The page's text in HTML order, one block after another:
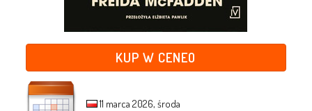
KUP W CENEO
11 marca 2026, środa